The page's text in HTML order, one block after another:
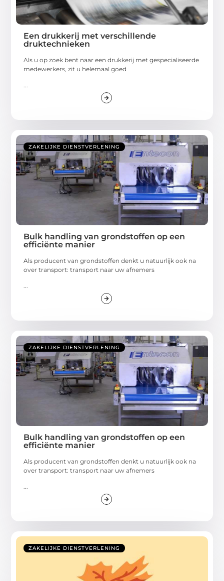
Een drukkerij met verschillende
druktechnieken
Als u op zoek bent naar een drukkerij met gespecialiseerde
medewerkers, zit u helemaal goed
...
ZAKELIJKE DIENSTVERLENING
Bulk handling van grondstoffen op een
efficiënte manier
Als producent van grondstoffen denkt u natuurlijk ook na
over transport: transport naar uw afnemers
...
ZAKELIJKE DIENSTVERLENING
Bulk handling van grondstoffen op een
efficiënte manier
Als producent van grondstoffen denkt u natuurlijk ook na
over transport: transport naar uw afnemers
...
ZAKELIJKE DIENSTVERLENING